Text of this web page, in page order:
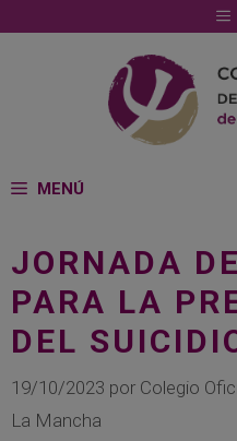
al
MENÚ
JORNADA
PARA LA
DEL
19/10/2023 por Colegio
La Mancha